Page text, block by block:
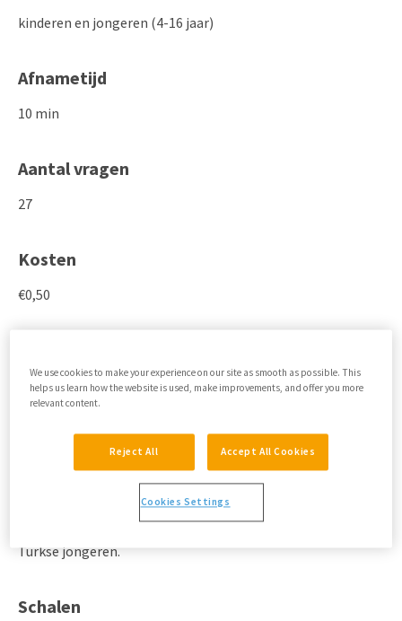
kinderen en jongeren (4-16 jaar)
Afnametijd
10 min
Aantal vragen
27
Kosten
€0,50
De SDQ meet psychosociale problematiek en vaardigheden
bij kinderen en jongeren. Het gaat hier om een snelle
onderzocht.
Goed om te weten
Turkse jongeren.
Schalen
We use cookies to make your experience on our site as smooth as possible. This
helps us learn how the website is used, make improvements, and offer you more
relevant content.
Reject All Accept All Cookies
Cookies Settings